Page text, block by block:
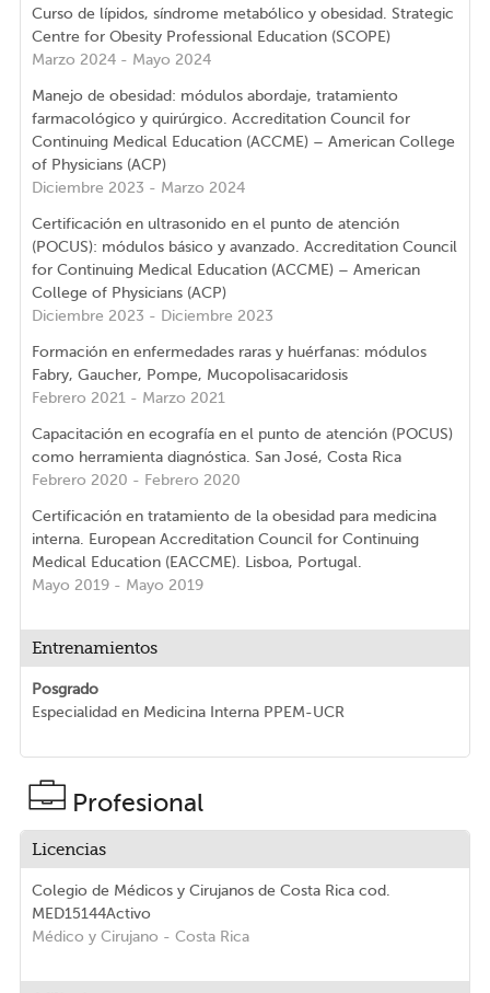
Curso de lípidos, síndrome metabólico y obesidad. Strategic
Centre for Obesity Professional Education (SCOPE)
Marzo 2024 - Mayo 2024
Manejo de obesidad: módulos abordaje, tratamiento
farmacológico y quirúrgico. Accreditation Council for
Continuing Medical Education (ACCME) – American College
of Physicians (ACP)
Diciembre 2023 - Marzo 2024
Certificación en ultrasonido en el punto de atención
(POCUS): módulos básico y avanzado. Accreditation Council
for Continuing Medical Education (ACCME) – American
College of Physicians (ACP)
Diciembre 2023 - Diciembre 2023
Formación en enfermedades raras y huérfanas: módulos
Fabry, Gaucher, Pompe, Mucopolisacaridosis
Febrero 2021 - Marzo 2021
Capacitación en ecografía en el punto de atención (POCUS)
como herramienta diagnóstica. San José, Costa Rica
Febrero 2020 - Febrero 2020
Certificación en tratamiento de la obesidad para medicina
interna. European Accreditation Council for Continuing
Medical Education (EACCME). Lisboa, Portugal.
Mayo 2019 - Mayo 2019
Entrenamientos
Posgrado
Especialidad en Medicina Interna PPEM-UCR
Profesional
Licencias
Colegio de Médicos y Cirujanos de Costa Rica cod.
MED15144Activo
Médico y Cirujano - Costa Rica